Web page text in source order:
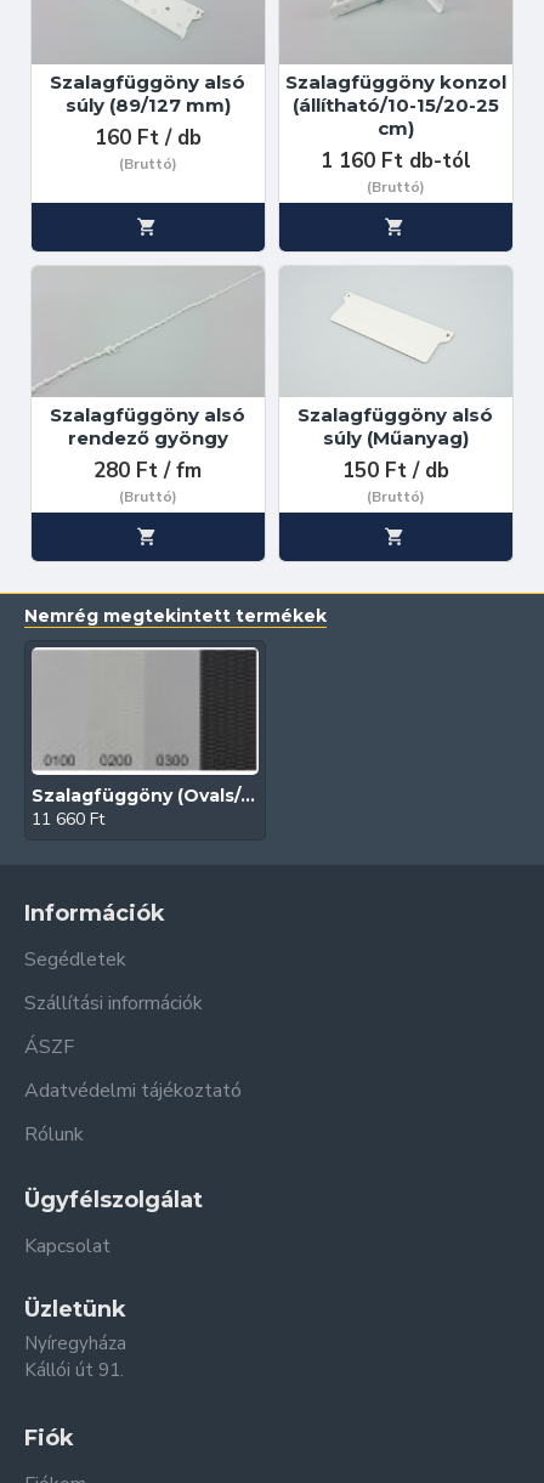
Szalagfüggöny alsó
súly (89/127 mm)
160 Ft / db
(Bruttó)
Szalagfüggöny konzol
(állítható/10-15/20-25
cm)
1 160 Ft db-tól
(Bruttó)
Szalagfüggöny alsó
rendező gyöngy
280 Ft / fm
(Bruttó)
Szalagfüggöny alsó
súly (Műanyag)
150 Ft / db
(Bruttó)
Nemrég megtekintett termékek
Szalagfüggöny (Ovals/89-127 mm)
11 660 Ft
Információk
Segédletek
Szállítási információk
ÁSZF
Adatvédelmi tájékoztató
Rólunk
Ügyfélszolgálat
Kapcsolat
Üzletünk
Nyíregyháza
Kállói út 91.
Fiók